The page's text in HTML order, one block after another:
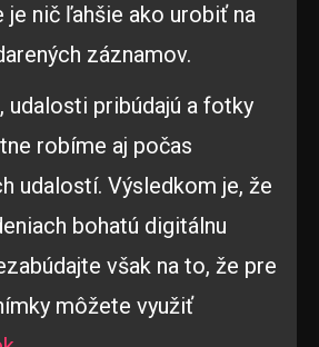
je nič ľahšie ako urobiť na
záznamov.
udalosti pribúdajú a fotky
robíme aj počas
udalostí. Výsledkom je, že
bohatú digitálnu
však na to, že pre
môžete využiť